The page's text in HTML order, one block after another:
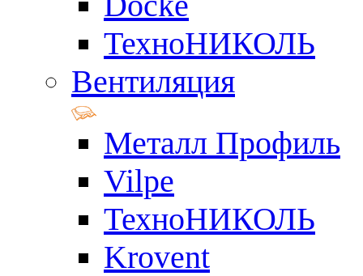
ТехноНИКОЛЬ
Вентиляция
Металл Профиль
Vilpe
ТехноНИКОЛЬ
Krovent